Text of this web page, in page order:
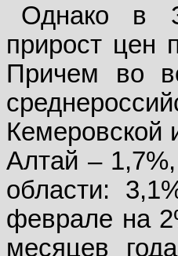
Однако в
прирост цен
Причем во
Кемеровской
Алтай –
области:
феврале на
месяцев